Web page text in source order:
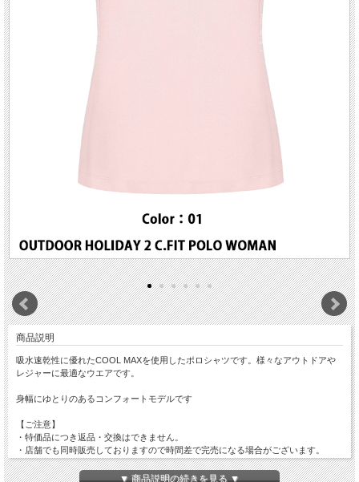
商品説明
吸水速乾性に優れたCOOL MAXを使用したポロシャツです。様々なアウトドアや
レジャーに最適なウエアです。
身幅にゆとりのあるコンフォートモデルです
【ご注意】
・特価品につき返品・交換はできません。
・店舗でも同時販売しておりますので時間差で完売になる場合がございます。
以上、予めご了承ください。
▼ 商品説明の続きを見る ▼